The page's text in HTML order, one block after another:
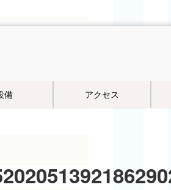
備 アクセス